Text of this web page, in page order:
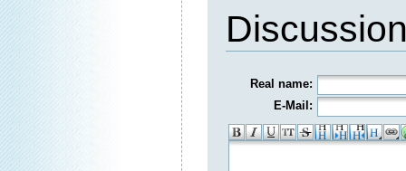
Real name:
E-Mail: